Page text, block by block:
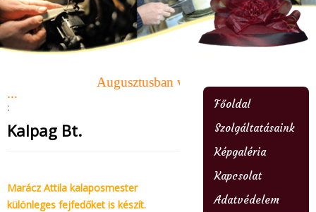
Augusztusban változó nyitvatartás ! Az
...
:
Kalpag Bt.
Marácz Attila kalaposmester
különleges fejfedőket is készít.
Főoldal
Szolgáltatásaink
Képgaléria
Kapcsolat
Adatvédelem